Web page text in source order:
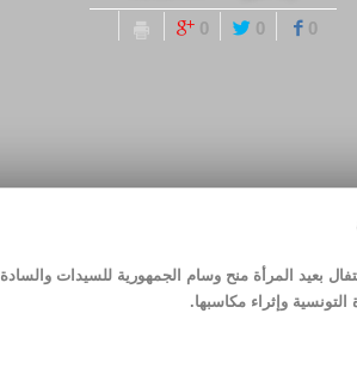
0
0
0
قايد السبسي يوم الإثنين 13 أوت 2018 بمناسبة الاحتفال بعيد المرأة منح وسام الجمهورية للسيدات والسادة
وإثراء مكاسبها.